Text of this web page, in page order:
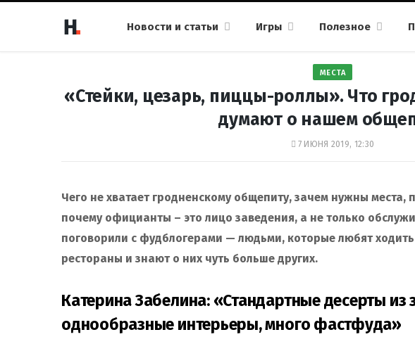
Новости и статьи Игры Полезное
МЕСТА
«Стейки, цезарь, пиццы-роллы». Что
думают о нашем
7 ИЮНЯ 2019, 12:30
Чего не хватает гродненскому общепиту, зачем нужны места,
почему официанты – это лицо заведения, а не только
поговорили с фудблогерами — людьми, которые любят
рестораны и знают о них чуть больше других.
Катерина Забелина: «Стандартные десерты из
однообразные интерьеры, много фастфуда»